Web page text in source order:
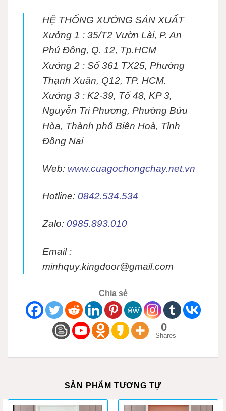
HỆ THỐNG XƯỞNG SẢN XUẤT
Xưởng 1 : 35/T2 Vườn Lài, P. An
Phú Đông, Q. 12, Tp.HCM
Xưởng 2 : Số 361 TX25, Phường
Thạnh Xuân, Q12, TP. HCM.
Xưởng 3 : K2-39, Tổ 48, KP 3,
Nguyễn Tri Phương, Phường Bửu
Hòa, Thành phố Biên Hoà, Tỉnh
Đồng Nai
Web: www.cuagochongchay.net.vn
Hotline: 0842.534.534
Zalo: 0985.893.010
Email :
minhquy.kingdoor@gmail.com
Chia sẻ
0
Shares
SẢN PHẨM TƯƠNG TỰ